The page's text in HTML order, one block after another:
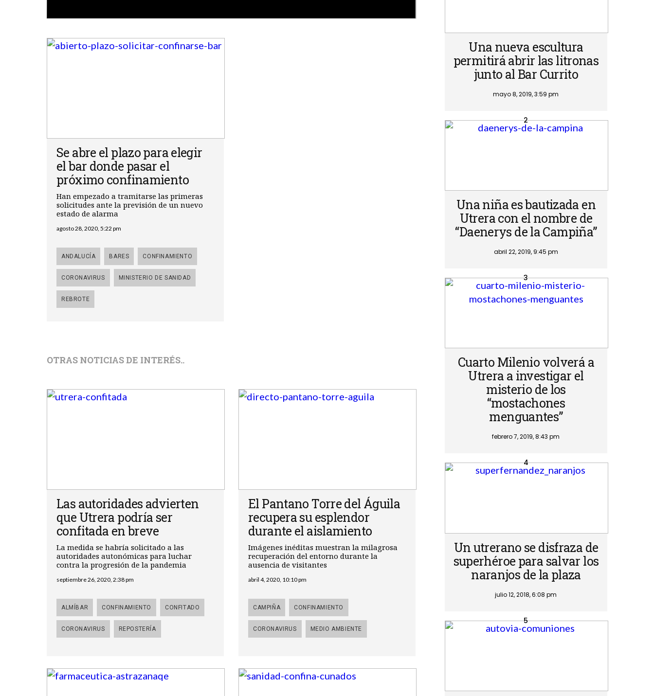
Se abre el plazo para elegir
el bar donde pasar el
próximo confinamiento
Han empezado a tramitarse las primeras
solicitudes ante la previsión de un nuevo
estado de alarma
agosto 28, 2020, 5:22 pm
ANDALUCÍA BARES CONFINAMIENTO
CORONAVIRUS MINISTERIO DE SANIDAD
REBROTE
OTRAS NOTICIAS DE INTERÉS..
Las autoridades advierten
que Utrera podría ser
confitada en breve
La medida se habría solicitado a las
autoridades autonómicas para luchar
contra la progresión de la pandemia
septiembre 26, 2020, 2:38 pm
ALMÍBAR CONFINAMIENTO CONFITADO
CORONAVIRUS REPOSTERÍA
El Pantano Torre del Águila
recupera su esplendor
durante el aislamiento
Imágenes inéditas muestran la milagrosa
recuperación del entorno durante la
ausencia de visitantes
abril 4, 2020, 10:10 pm
CAMPIÑA CONFINAMIENTO
CORONAVIRUS MEDIO AMBIENTE
Una nueva escultura
permitirá abrir las litronas
junto al Bar Currito
mayo 8, 2019, 3:59 pm
Una niña es bautizada en
Utrera con el nombre de
“Daenerys de la Campiña”
abril 22, 2019, 9:45 pm
Cuarto Milenio volverá a
Utrera a investigar el
misterio de los
“mostachones
menguantes”
febrero 7, 2019, 8:43 pm
Un utrerano se disfraza de
superhéroe para salvar los
naranjos de la plaza
julio 12, 2018, 6:08 pm